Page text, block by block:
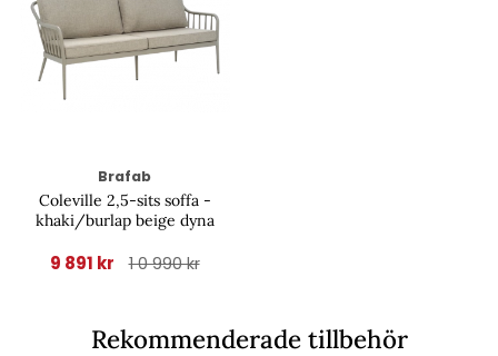
Brafab
Coleville 2,5-sits soffa -
khaki/burlap beige dyna
9 891 kr 1 0 990 kr
Rekommenderade tillbehör